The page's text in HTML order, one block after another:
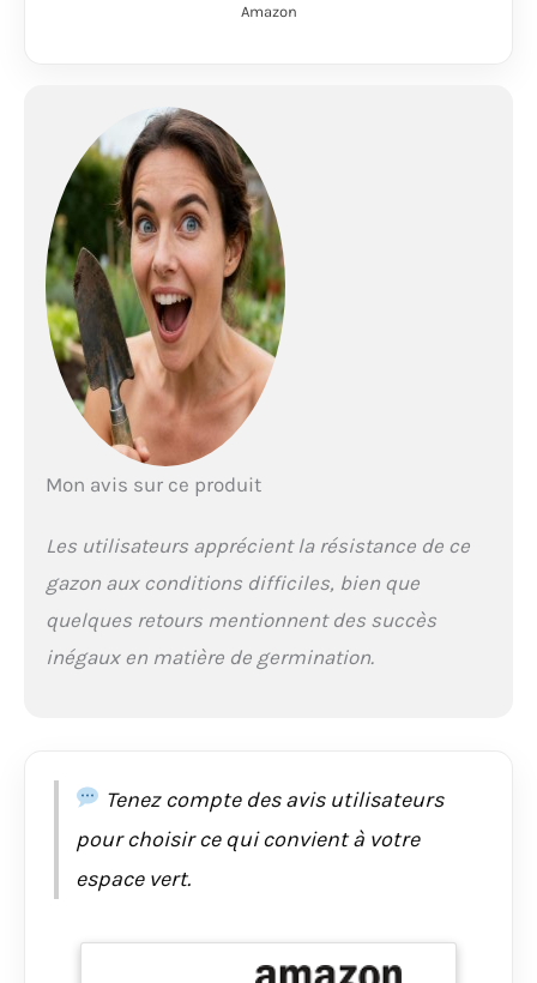
d'arrosage Supportant
s'adapte aux sols
filtrants et/ou peu
profonds. Après les
stress estivaux, il
conservera ses
qualités esthétiques
au fil des ans Dense et
régulier toute l’année :
La Fétuque élevée à
rhizomes est capable
pousses de gazon
reste bien dense et
enraye le
développement des
adventives Avec
Fétuque élevée
recolonise les espaces
vides et résiste à la
sécheresse et aux
accrues Le conseil du
Amazon
Mon avis sur ce produit
Les utilisateurs apprécient la résistance de ce
gazon aux conditions difficiles, bien que
quelques retours mentionnent des succès
inégaux en matière de germination.
Tenez compte des avis utilisateurs
pour choisir ce qui convient à votre
espace vert.